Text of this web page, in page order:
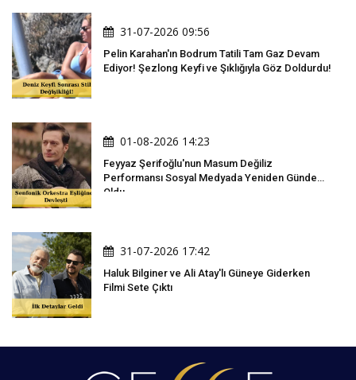
31-07-2026 09:56
Pelin Karahan'ın Bodrum Tatili Tam Gaz Devam
Ediyor! Şezlong Keyfi ve Şıklığıyla Göz Doldurdu!
01-08-2026 14:23
Feyyaz Şerifoğlu'nun Masum Değiliz
Performansı Sosyal Medyada Yeniden Gündem
Oldu
31-07-2026 17:42
Haluk Bilginer ve Ali Atay'lı Güneye Giderken
Filmi Sete Çıktı